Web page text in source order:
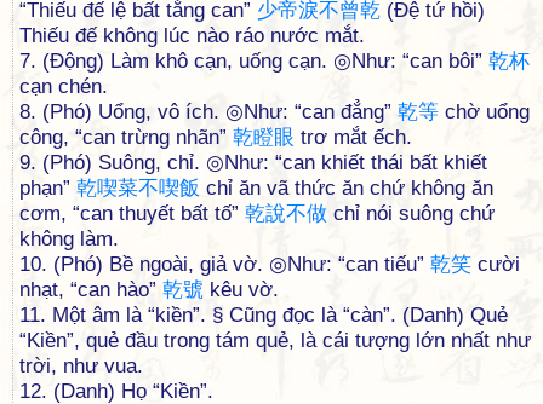
“Thiếu đế lệ bất tằng can” 少帝淚不曾乾 (Đệ tứ hồi)
Thiếu đế không lúc nào ráo nước mắt.
7. (Động) Làm khô cạn, uống cạn. ◎Như: “can bôi” 乾杯
cạn chén.
8. (Phó) Uổng, vô ích. ◎Như: “can đẳng” 乾等 chờ uổng
công, “can trừng nhãn” 乾瞪眼 trơ mắt ếch.
9. (Phó) Suông, chỉ. ◎Như: “can khiết thái bất khiết
phạn” 乾喫菜不喫飯 chỉ ăn vã thức ăn chứ không ăn
cơm, “can thuyết bất tố” 乾說不做 chỉ nói suông chứ
không làm.
10. (Phó) Bề ngoài, giả vờ. ◎Như: “can tiếu” 乾笑 cười
nhạt, “can hào” 乾號 kêu vờ.
11. Một âm là “kiền”. § Cũng đọc là “càn”. (Danh) Quẻ
“Kiền”, quẻ đầu trong tám quẻ, là cái tượng lớn nhất như
trời, như vua.
12. (Danh) Họ “Kiền”.